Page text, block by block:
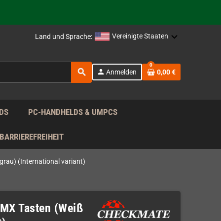
Land und Sprache: Vereinigte Staaten
search person Anmelden
0
0,00 €
PC-HANDHELDS & UMPCS
BARRIEREFREIHEIT
(International variant)
Tasten (Weiß